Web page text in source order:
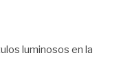
luminosos en la